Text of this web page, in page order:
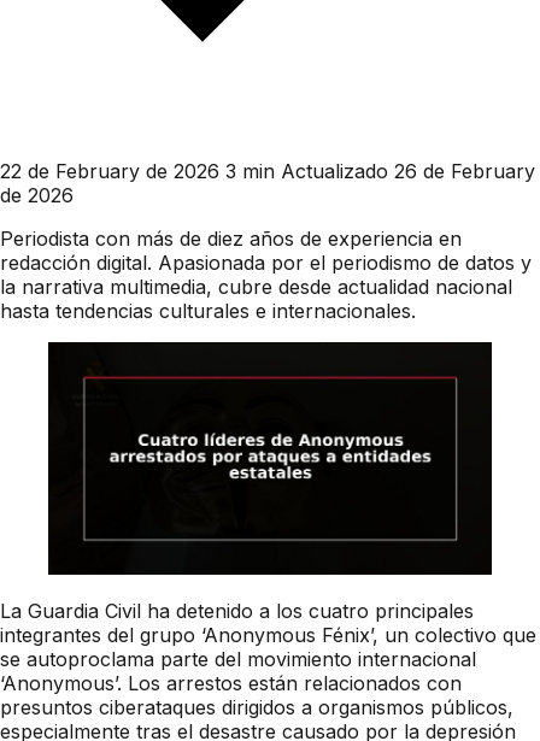
22 de February de 2026 3 min Actualizado 26 de February
de 2026
Periodista con más de diez años de experiencia en
redacción digital. Apasionada por el periodismo de datos y
la narrativa multimedia, cubre desde actualidad nacional
hasta tendencias culturales e internacionales.
La Guardia Civil ha detenido a los cuatro principales
integrantes del grupo ‘Anonymous Fénix’, un colectivo que
se autoproclama parte del movimiento internacional
‘Anonymous’. Los arrestos están relacionados con
presuntos ciberataques dirigidos a organismos públicos,
especialmente tras el desastre causado por la depresión